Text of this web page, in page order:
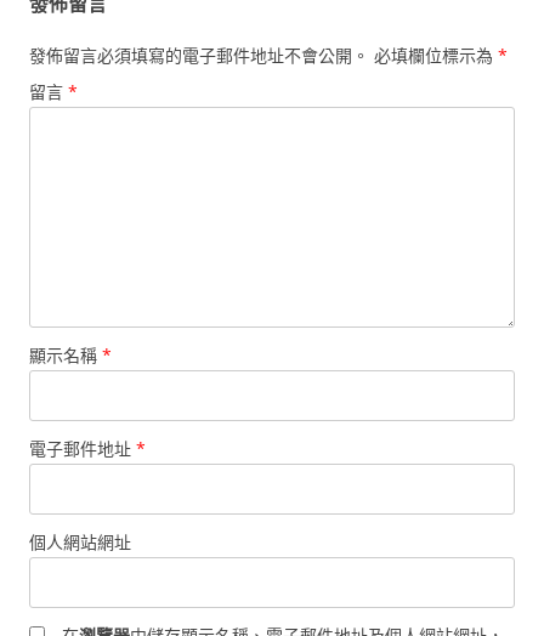
發佈留言必須填寫的電子郵件地址不會公開。 必填欄位標示為 *
留言 *
顯示名稱 *
電子郵件地址 *
個人網站網址